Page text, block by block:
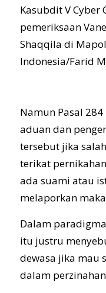
Kasubdit V Cyber
pemeriksaan
Shaqqila di
Indonesia/Farid
Namun Pasal
aduan dan
tersebut jika
terikat
ada suami atau
melaporkan
Dalam
itu justru
dewasa jika mau
dalam